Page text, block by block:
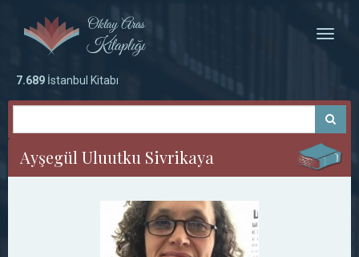
Toggle
7.689 İstanbul Kitabı
Ayşegül Uluutku Sivrikaya